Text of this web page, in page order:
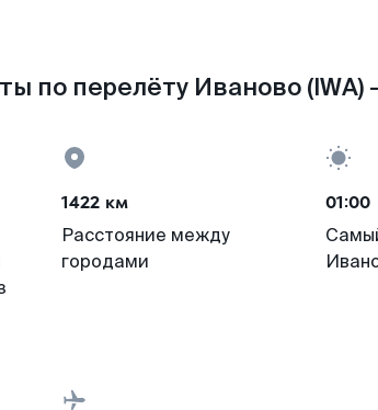
по перелёту Иваново
1422 км
Расстояние между
городами
01:00